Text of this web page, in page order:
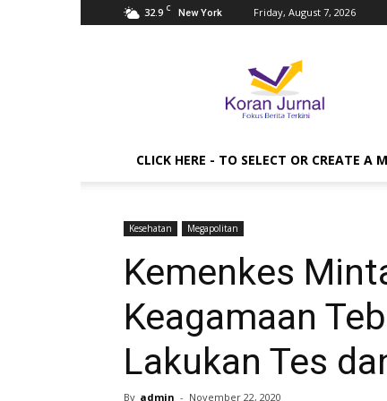
32.9 C New York Friday, August 7, 2026
CLICK HERE - TO SELECT OR CREATE A
Kesehatan Megapolitan
Kemenkes
Keagamaan
Lakukan Tes
By admin - November 22, 2020